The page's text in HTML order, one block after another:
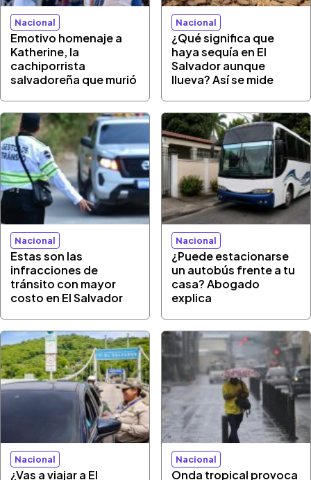
Nacional
Emotivo homenaje a
Katherine, la
cachiporrista
salvadoreña que murió
Nacional
¿Qué significa que
haya sequía en El
Salvador aunque
llueva? Así se mide
Nacional
Estas son las
infracciones de
tránsito con mayor
costo en El Salvador
Nacional
¿Puede estacionarse
un autobús frente a tu
casa? Abogado
explica
Nacional
¿Vas a viajar a El
Nacional
Onda tropical provoca